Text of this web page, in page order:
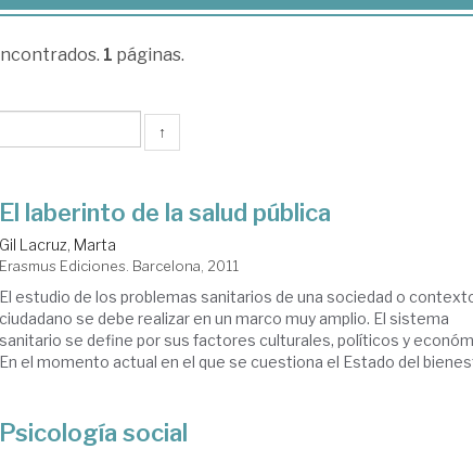
1 páginas.
↑
El laberinto de la salud pública
Gil Lacruz, Marta
Erasmus Ediciones. Barcelona, 2011
El estudio de los problemas sanitarios de una sociedad o
ciudadano se debe realizar en un marco muy amplio. El sistema
sanitario se define por sus factores culturales, políticos y
En el momento actual en el que se cuestiona el Estado del
Psicología social